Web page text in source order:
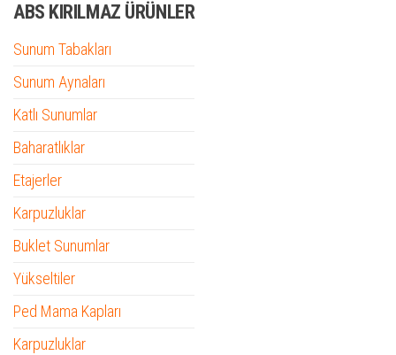
ABS KIRILMAZ ÜRÜNLER
Sunum Tabakları
Sunum Aynaları
Katlı Sunumlar
Baharatlıklar
Etajerler
Karpuzluklar
Buklet Sunumlar
Yükseltiler
Ped Mama Kapları
Karpuzluklar